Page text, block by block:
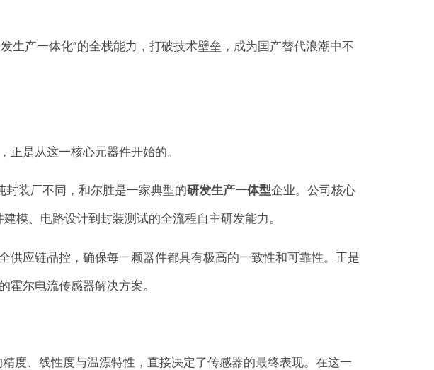
产一体化”的全栈能力，打破技术壁垒，成为国产替代浪潮中不
正是从这一核心元器件开始的。
装厂不同，和尔胜是一家典型的研发生产一体型企业。公司核心
模、电路设计到封装测试的全流程自主研发能力。
供应链品控，确保每一颗器件都具有极高的一致性和可靠性。正是
霍尔电流传感器解决方案。
度、线性度与温漂特性，直接决定了传感器的最终表现。在这一